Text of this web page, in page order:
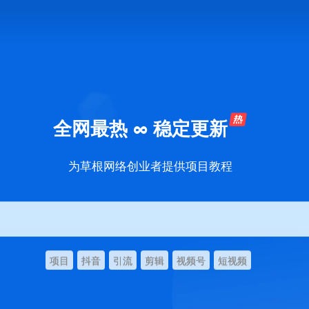
全网最热 ∞ 稳定更新
为草根网络创业者提供项目教程
项目 抖音 引流 剪辑 视频号 短视频